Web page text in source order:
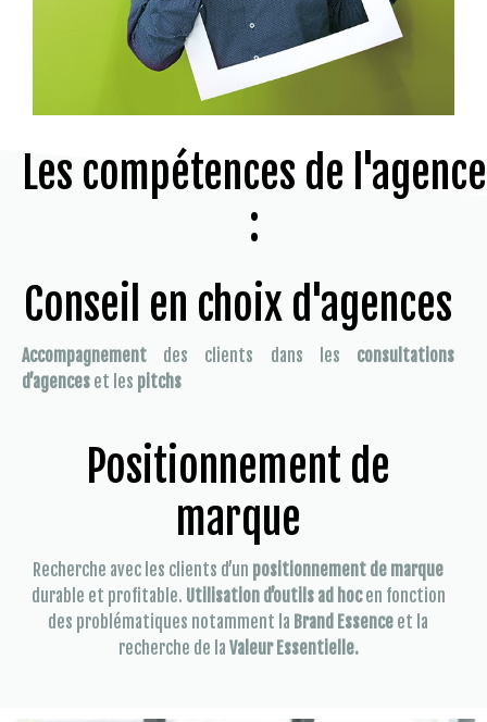
Les compétences de l'agence
:
Conseil en choix d'agences
Accompagnement des clients dans les consultations
d’agences et les pitchs
Positionnement de
marque
Recherche avec les clients d’un positionnement de marque
durable et profitable. Utilisation d’outils ad hocen fonction
des problématiques notamment la Brand Essence et la
recherche de la Valeur Essentielle.